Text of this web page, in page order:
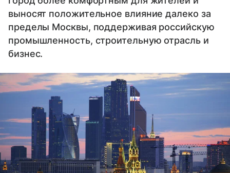
выносят положительное влияние далеко за
пределы Москвы, поддерживая российскую
промышленность, строительную отрасль и
бизнес.